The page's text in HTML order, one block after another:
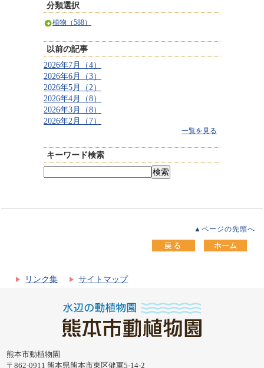
分類選択
植物（588）
以前の記事
2026年7月（4）
2026年6月（3）
2026年5月（2）
2026年4月（8）
2026年3月（8）
2026年2月（7）
一覧を見る
キーワード検索
▲ページの先頭へ
リンク集 サイトマップ
熊本市動植物園
〒862-0911 熊本県熊本市東区健軍5-14-2